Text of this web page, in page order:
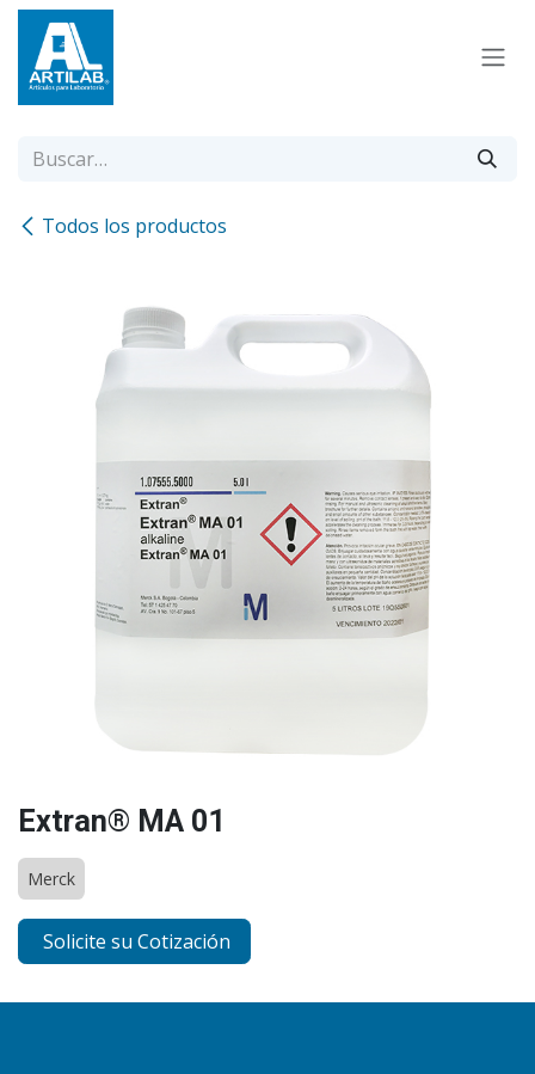
Ir al contenido
Todos los productos
Extran® MA 01
Merck
Solicite su Cotización